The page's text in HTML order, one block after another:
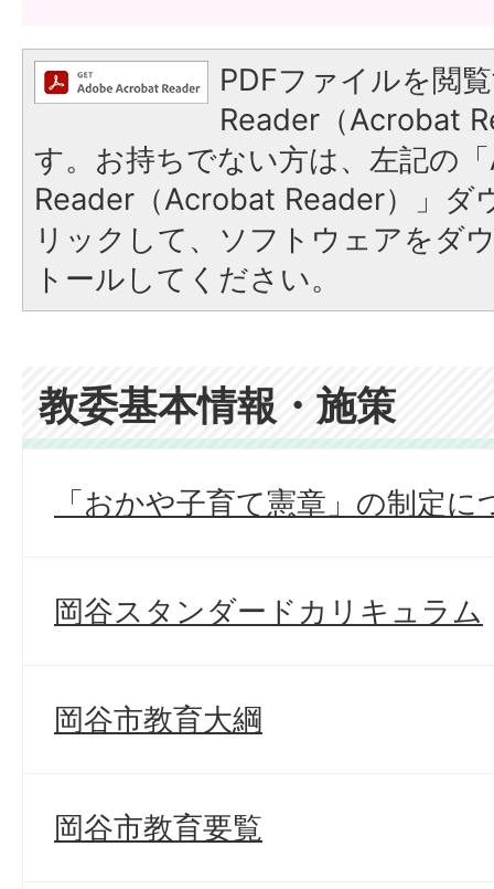
PDFファイルを閲
Reader（Acrobat
す。お持ちでない方は、左記の
Reader（Acrobat Reader）」ダ
リックして、ソフトウェアをダ
トールしてください。
教委基本情報・施策
「おかや子育て憲章」の制定に
岡谷スタンダードカリキュラム
岡谷市教育大綱
岡谷市教育要覧